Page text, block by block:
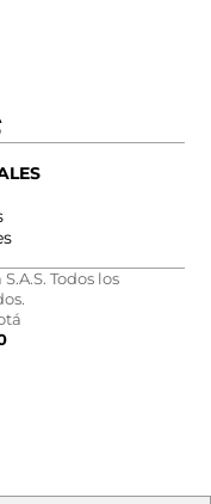
Todos los